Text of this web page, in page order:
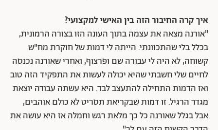
איך קרה החיבור הזה בין האישי למקצועי?
"אורנה מצאה את עצמה בתוך העונה הזו בצורה הרמונית,
בכלל בלי שהתכוונתי. הייתה לי דמות של חוקרת מח"ש
קשוחה, לא היה לי עבורה שם ופרצוף, ואחרי שאורנה נכנסה
לחיים שלי חשבתי שהיא יכולה לעשות את התפקיד הזה טוב
ואז הדמות התחילה להתעצב לבד. היא עשתה עבודה יוצאת
מגדר הרגיל. זו דמות שבקריאת תסריט לא כולם אוהבים,
אבל בגלל שאורנה כל כך מלאת רגש וחמלה אז היא עושה את